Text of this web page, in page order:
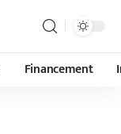
Financement